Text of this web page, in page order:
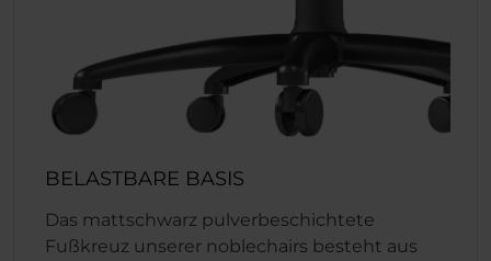
BELASTBARE BASIS
Das mattschwarz pulverbeschichtete
Fußkreuz unserer noblechairs besteht aus